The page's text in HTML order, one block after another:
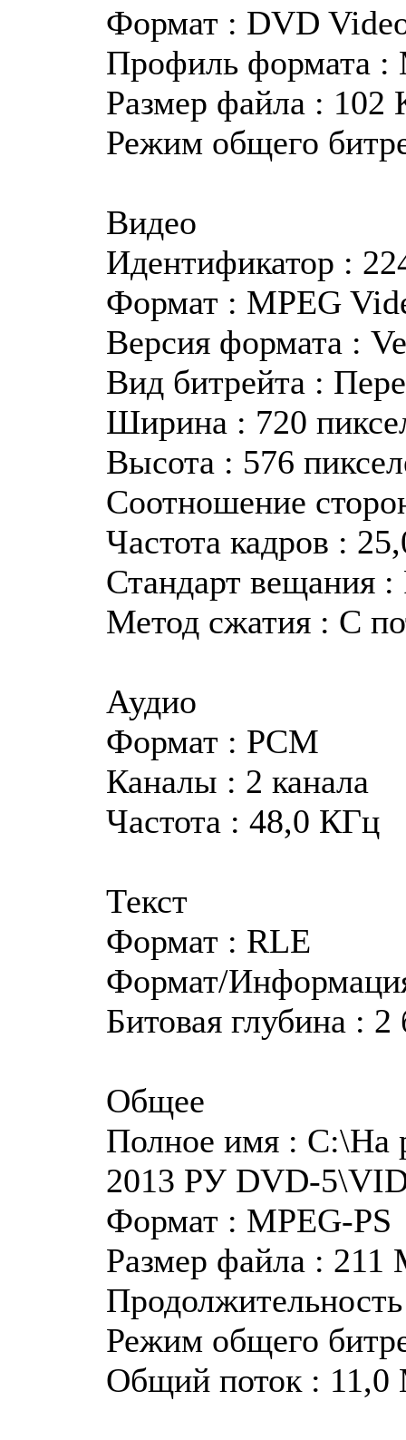
Формат : DVD
Профиль формата :
Размер файла : 102
Режим общего
Видео
Идентификатор :
Формат : MPEG
Версия формата :
Вид битрейта :
Ширина : 720
Высота : 576
Соотношение
Частота кадров :
Стандарт вещания :
Метод сжатия : С
Аудио
Формат : PCM
Каналы : 2 канала
Частота : 48,0 КГц
Текст
Формат : RLE
Формат/
Битовая глубина : 2
Общее
Полное имя : C:\На
2013 РУ DVD-
Формат : MPEG-PS
Размер файла : 211
Режим общего
Общий поток : 11,0